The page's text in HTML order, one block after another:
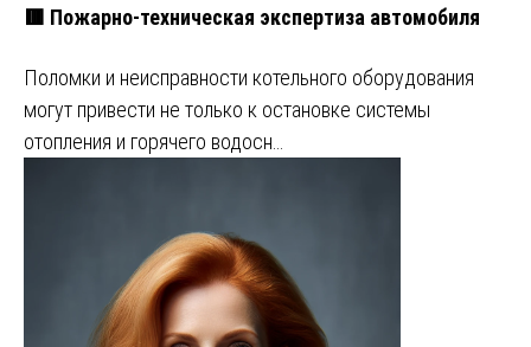
🟥 Пожарно-техническая экспертиза автомобиля
Поломки и неисправности котельного оборудования
могут привести не только к остановке системы
отопления и горячего водосн…